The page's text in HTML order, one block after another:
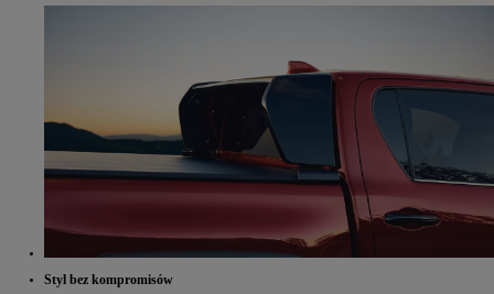
Styl bez kompromisów